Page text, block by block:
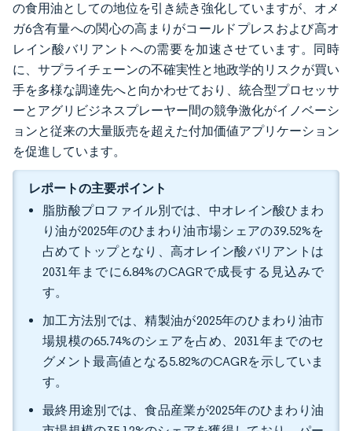
の食用油としての地位を引き続き強化していますが、オメ
ガ6含有量への関心の高まりがコールドプレスおよび高オ
レイン酸バリアントへの需要を加速させています。同時
に、サプライチェーンの不確実性と地政学的リスクが買い
手を多様な調達先へと向かわせており、統合型プロセッサ
ーとアグリビジネスプレーヤー間の競争激化がイノベーシ
ョンと従来の大量販売を超えた付加価値アプリケーション
を促進しています。
レポートの主要ポイント
脂肪酸プロファイル別では、中オレイン酸ひまわ
り油が2025年のひまわり油市場シェアの39.52%を
占めてトップとなり、高オレイン酸バリアントは
2031年までに6.84%のCAGRで成長する見込みで
す。
加工方法別では、精製油が2025年のひまわり油市
場規模の65.74%のシェアを占め、2031年までのセ
グメント最高値となる5.82%のCAGRを示していま
す。
最終用途別では、食品産業が2025年のひまわり油